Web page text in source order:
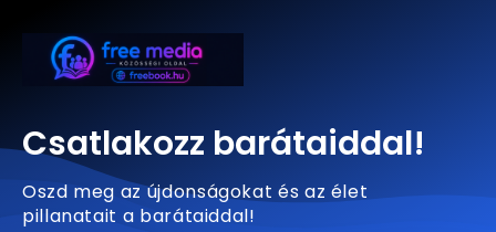
Csatlakozz barátaiddal!
Oszd meg az újdonságokat és az élet
pillanatait a barátaiddal!